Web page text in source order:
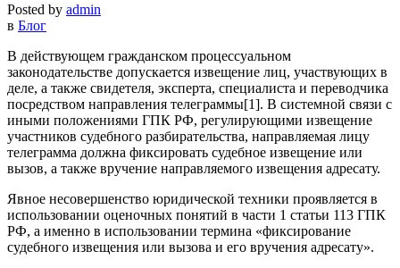
Posted by admin
в Блог
В действующем гражданском процессуальном
законодательстве допускается извещение лиц, участвующих в
деле, а также свидетеля, эксперта, специалиста и переводчика
посредством направления телеграммы[1]. В системной связи с
иными положениями ГПК РФ, регулирующими извещение
участников судебного разбирательства, направляемая лицу
телеграмма должна фиксировать судебное извещение или
вызов, а также вручение направляемого извещения адресату.
Явное несовершенство юридической техники проявляется в
использовании оценочных понятий в части 1 статьи 113 ГПК
РФ, а именно в использовании термина «фиксирование
судебного извещения или вызова и его вручения адресату».